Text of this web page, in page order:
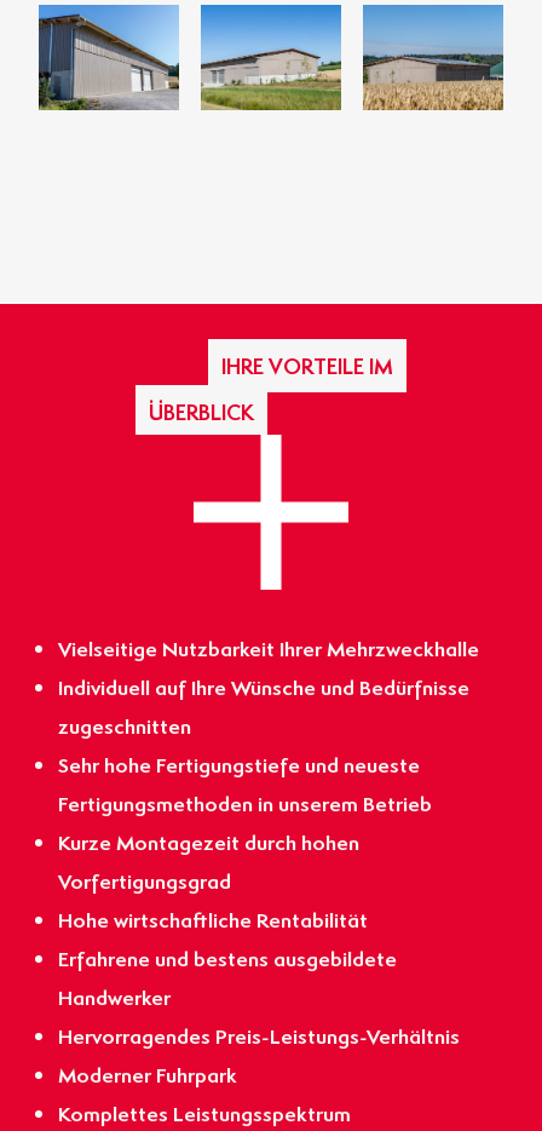
IHRE VORTEILE IM
ÜBERBLICK
Vielseitige Nutzbarkeit Ihrer Mehrzweckhalle
Individuell auf Ihre Wünsche und Bedürfnisse
zugeschnitten
Sehr hohe Fertigungstiefe und neueste
Fertigungsmethoden in unserem Betrieb
Kurze Montagezeit durch hohen
Vorfertigungsgrad
Hohe wirtschaftliche Rentabilität
Erfahrene und bestens ausgebildete
Handwerker
Hervorragendes Preis-Leistungs-Verhältnis
Moderner Fuhrpark
Komplettes Leistungsspektrum